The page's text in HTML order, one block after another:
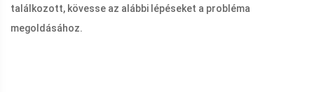
találkozott, kövesse az alábbi lépéseket a probléma
megoldásához.